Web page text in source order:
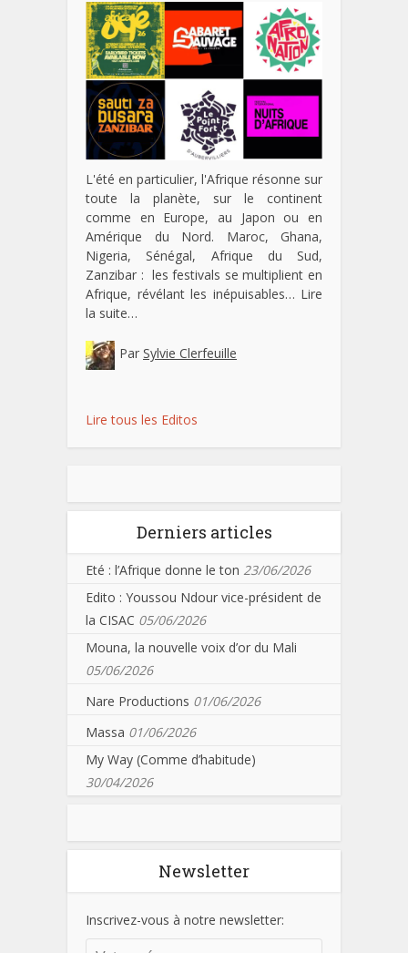
L'été en particulier, l'Afrique résonne sur
toute la planète, sur le continent
comme en Europe, au Japon ou en
Amérique du Nord. Maroc, Ghana,
Nigeria, Sénégal, Afrique du Sud,
Zanzibar : les festivals se multiplient en
Afrique, révélant les inépuisables… Lire
la suite…
Par Sylvie Clerfeuille
Lire tous les Editos
Derniers articles
Eté : l’Afrique donne le ton 23/06/2026
Edito : Youssou Ndour vice-président de
la CISAC 05/06/2026
Mouna, la nouvelle voix d’or du Mali
05/06/2026
Nare Productions 01/06/2026
Massa 01/06/2026
My Way (Comme d’habitude)
30/04/2026
Newsletter
Inscrivez-vous à notre newsletter: